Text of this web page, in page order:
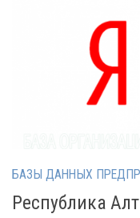
БАЗЫ ДАННЫХ
Республика